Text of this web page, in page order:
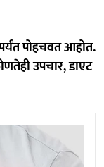
पोहचवत आहोत.
उपचार, डाएट